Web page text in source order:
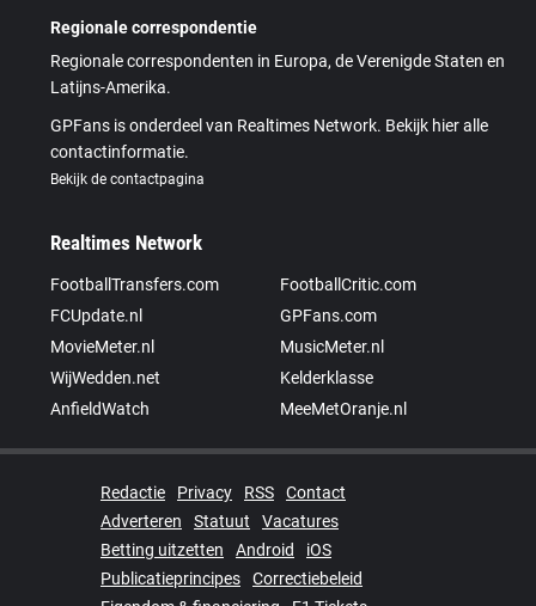
Regionale correspondentie
Regionale correspondenten in Europa, de Verenigde Staten en
Latijns-Amerika.
GPFans is onderdeel van Realtimes Network. Bekijk hier alle
contactinformatie.
Bekijk de contactpagina
Realtimes Network
FootballTransfers.com
FootballCritic.com
FCUpdate.nl
GPFans.com
MovieMeter.nl
MusicMeter.nl
WijWedden.net
Kelderklasse
AnfieldWatch
MeeMetOranje.nl
Redactie Privacy RSS
Contact
Adverteren
Statuut
Vacatures
Betting uitzetten
Android
iOS
Publicatieprincipes
Correctiebeleid